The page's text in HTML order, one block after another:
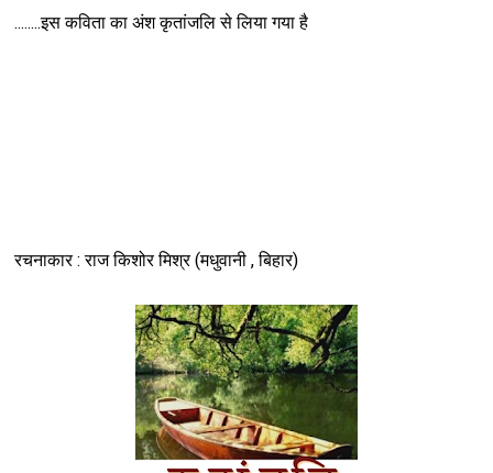
........इस कविता का अंश कृतांजलि से लिया गया है
रचनाकार : राज किशोर मिश्र (मधुवानी , बिहार)